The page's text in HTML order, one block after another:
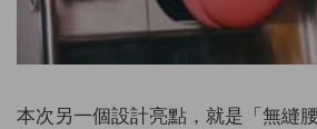
本次另一個設計亮點，就是「無縫